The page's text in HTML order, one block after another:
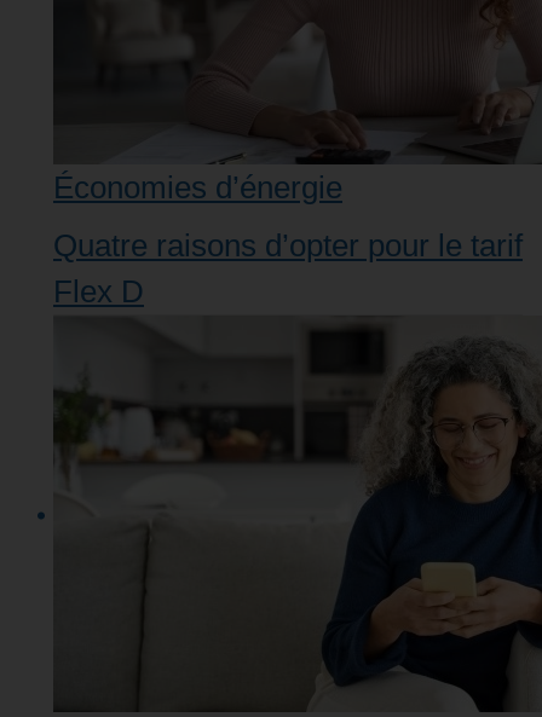
Économies d’énergie
Quatre raisons d’opter pour le tarif
Flex D